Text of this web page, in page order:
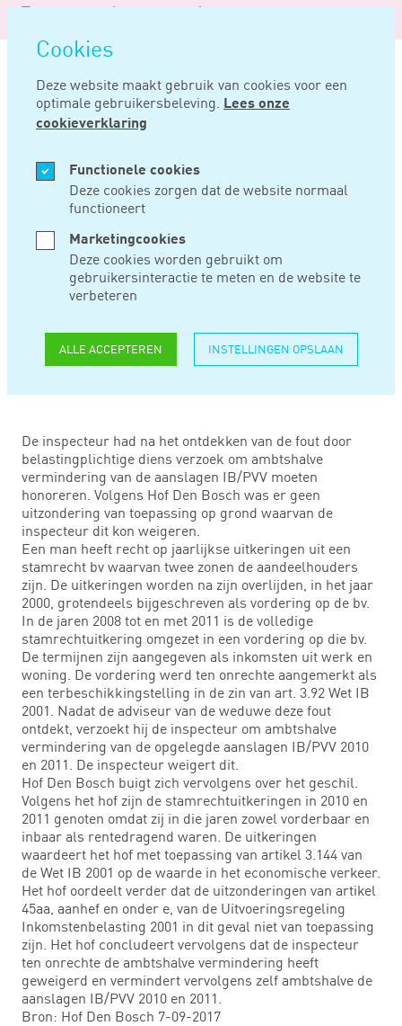
overslaan
Cookies
Deze website maakt gebruik van cookies voor een
optimale gebruikersbeleving. Lees onze
cookieverklaring
Functionele cookies
Deze cookies zorgen dat de website normaal
functioneert
Marketingcookies
Deze cookies worden gebruikt om
gebruikersinteractie te meten en de website te
verbeteren
ALLE ACCEPTEREN INSTELLINGEN OPSLAAN
Logo
Noord
Negentig
Home Nieuws
SEP 22, 2017
INSPECTEUR
DIENDE
AANSLAGEN IB
AMBTSHALVE TE
VERMINDEREN
De inspecteur had na het ontdekken van de fout door
belastingplichtige diens verzoek om ambtshalve
vermindering van de aanslagen IB/PVV moeten
honoreren. Volgens Hof Den Bosch was er geen
uitzondering van toepassing op grond waarvan de
inspecteur dit kon weigeren.
Een man heeft recht op jaarlijkse uitkeringen uit een
stamrecht bv waarvan twee zonen de aandeelhouders
zijn. De uitkeringen worden na zijn overlijden, in het jaar
2000, grotendeels bijgeschreven als vordering op de bv.
In de jaren 2008 tot en met 2011 is de volledige
stamrechtuitkering omgezet in een vordering op die bv.
De termijnen zijn aangegeven als inkomsten uit werk en
woning. De vordering werd ten onrechte aangemerkt als
een terbeschikkingstelling in de zin van art. 3.92 Wet IB
2001. Nadat de adviseur van de weduwe deze fout
ontdekt, verzoekt hij de inspecteur om ambtshalve
vermindering van de opgelegde aanslagen IB/PVV 2010
en 2011. De inspecteur weigert dit.
Hof Den Bosch buigt zich vervolgens over het geschil.
Volgens het hof zijn de stamrechtuitkeringen in 2010 en
2011 genoten omdat zij in die jaren zowel vorderbaar en
inbaar als rentedragend waren. De uitkeringen
waardeert het hof met toepassing van artikel 3.144 van
de Wet IB 2001 op de waarde in het economische verkeer.
Het hof oordeelt verder dat de uitzonderingen van artikel
45aa, aanhef en onder e, van de Uitvoeringsregeling
Inkomstenbelasting 2001 in dit geval niet van toepassing
zijn. Het hof concludeert vervolgens dat de inspecteur
ten onrechte de ambtshalve vermindering heeft
geweigerd en vermindert vervolgens zelf ambtshalve de
aanslagen IB/PVV 2010 en 2011.
Bron: Hof Den Bosch 7-09-2017